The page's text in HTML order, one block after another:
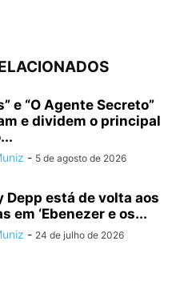
e “O Agente Secreto”
e dividem o principal
- 5 de agosto de 2026
Depp está de volta aos
em ‘Ebenezer e os...
- 24 de julho de 2026